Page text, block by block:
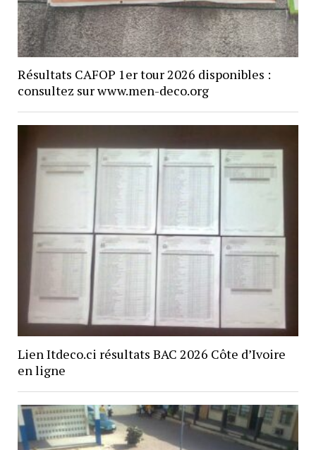
Résultats CAFOP 1er tour 2026 disponibles :
consultez sur www.men-deco.org
Lien Itdeco.ci résultats BAC 2026 Côte d’Ivoire
en ligne